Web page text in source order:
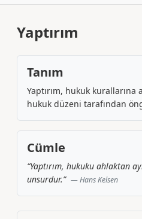
Yaptırım
Tanım
Yaptırım, hukuk kurallarına
hukuk düzeni tarafından
Cümle
“Yaptırım, hukuku ahlaktan
unsurdur.”
Hans Kelsen